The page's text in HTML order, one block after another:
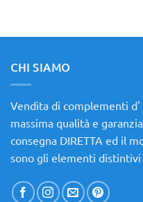
CHI SIAMO
Vendita di complementi d'
massima qualità e
consegna DIRETTA ed il
sono gli elementi distintivi